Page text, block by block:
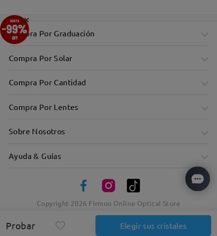
Probar Elegir sus cristales
Compra Por Graduación
Compra Por Solar
Compra Por Cantidad
Compra Por Lentes
Sobre Nosotros
Ayuda & Guías
Copyright 2026 Firmoo Online Optical Store
×